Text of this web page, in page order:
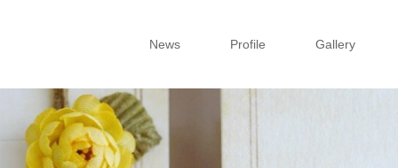
News Profile Gallery